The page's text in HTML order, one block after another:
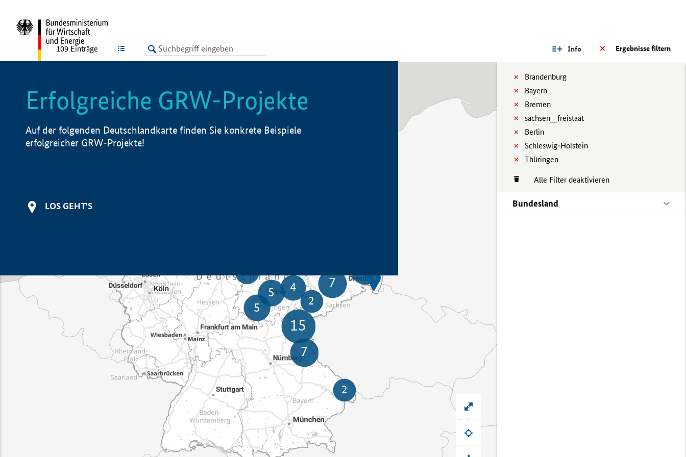
LISTE Ergebnisse filtern
Info
Brandenburg
Bayern
Bremen
sachsen__freistaat
Berlin
Schleswig-Holstein
Thüringen
Alle Filter deaktivieren
Bundesland
109 Einträge
Erfolgreiche GRW-Projekte
Auf der folgenden Deutschlandkarte finden Sie konkrete Beispiele
erfolgreicher GRW-Projekte!
LOS GEHT'S